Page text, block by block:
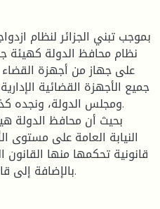
بموجب تبني الجزائر لنظام
نظام محافظ الدولة كهيئة
على جهاز من أجهزة
جميع الأجهزة القضائية
ومجلس الدولة، ونجده
بحيث أن محافظ الدولة
النيابة العامة على
بالإضافة إلى